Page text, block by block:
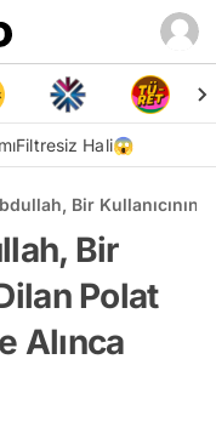
Filtresiz Hali😱
Bir Kullanıcının
Bir
Polat
Alınca